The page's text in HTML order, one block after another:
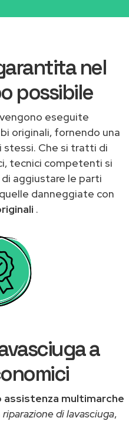
nel
possibile
eseguite
originali, fornendo una
stessi. Che si tratti di
tecnici competenti si
aggiustare le parti
danneggiate con
.
a
multimarche
riparazione di lavasciuga,